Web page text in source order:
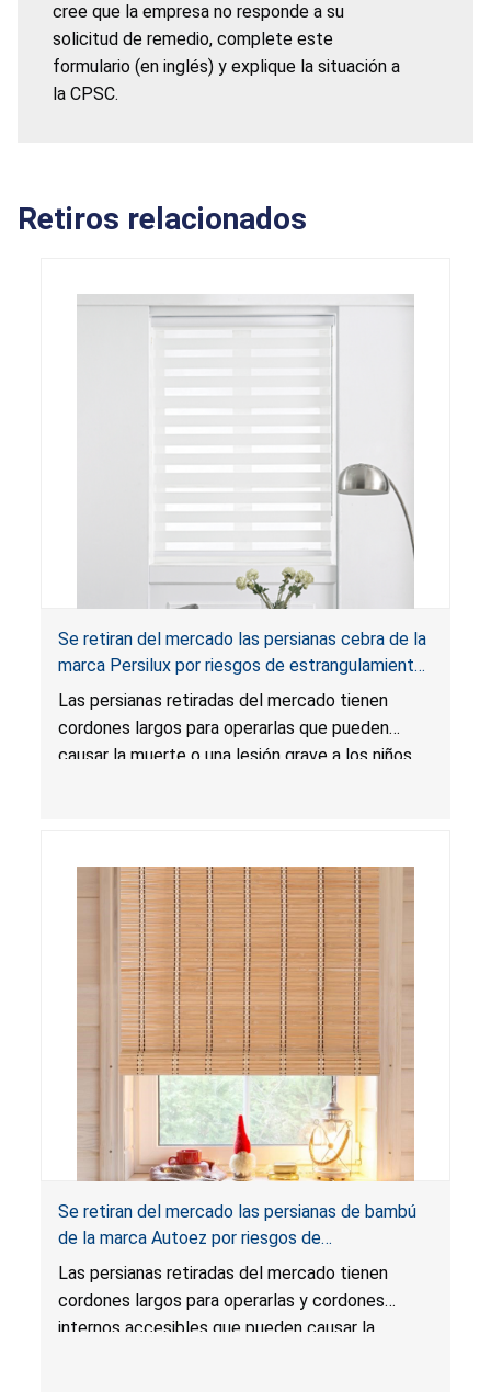
cree que la empresa no responde a su
solicitud de remedio, complete este
formulario (en inglés) y explique la situación a
la CPSC.
Retiros relacionados
Se retiran del mercado las persianas cebra de la
marca Persilux por riesgos de estrangulamiento
y enredo, y riesgo de lesión grave o muerte;
infringen la regla federal para cortinas; vendidas
en Amazon
Las persianas retiradas del mercado tienen
cordones largos para operarlas que pueden
causar la muerte o una lesión grave a los niños
las persianas también infringen los requisitos de
etiquetado para cortinas.
Se retiran del mercado las persianas de bambú
de la marca Autoez por riesgos de
estrangulamiento y enredo, y riesgo de lesión
grave o muerte; infringen la regla federal para
cortinas; vendidas en Walmart.com
Las persianas retiradas del mercado tienen
cordones largos para operarlas y cordones
internos accesibles que pueden causar la